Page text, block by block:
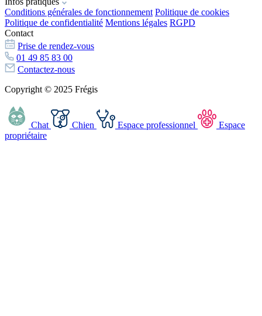
Conditions générales de fonctionnement Politique de cookies
Politique de confidentialité Mentions légales RGPD
Contact
Prise de rendez-vous
01 49 85 83 00
Contactez-nous
Copyright © 2025 Frégis
Chat Chien Espace professionnel
Espace
propriétaire